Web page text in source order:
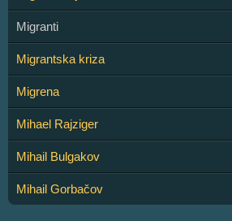
Migranti
Migrantska kriza
Migrena
Mihael Rajziger
Mihail Bulgakov
Mihail Gorbačov